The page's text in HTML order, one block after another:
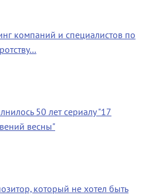
компаний и специалистов по
50 лет сериалу "17
весны"
который не хотел быть